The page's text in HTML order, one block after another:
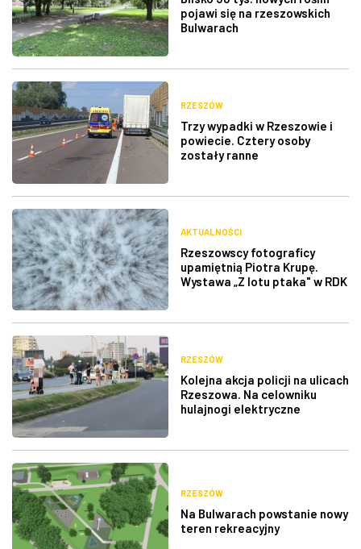
pojawi się na rzeszowskich
Bulwarach
RZESZÓW
Trzy wypadki w Rzeszowie i
powiecie. Cztery osoby
zostały ranne
AKTUALNOŚCI
Rzeszowscy fotograficy
upamiętnią Piotra Krupę.
Wystawa „Z lotu ptaka" w RDK
RZESZÓW
Kolejna akcja policji na ulicach
Rzeszowa. Na celowniku
hulajnogi elektryczne
RZESZÓW
Na Bulwarach powstanie nowy
teren rekreacyjny